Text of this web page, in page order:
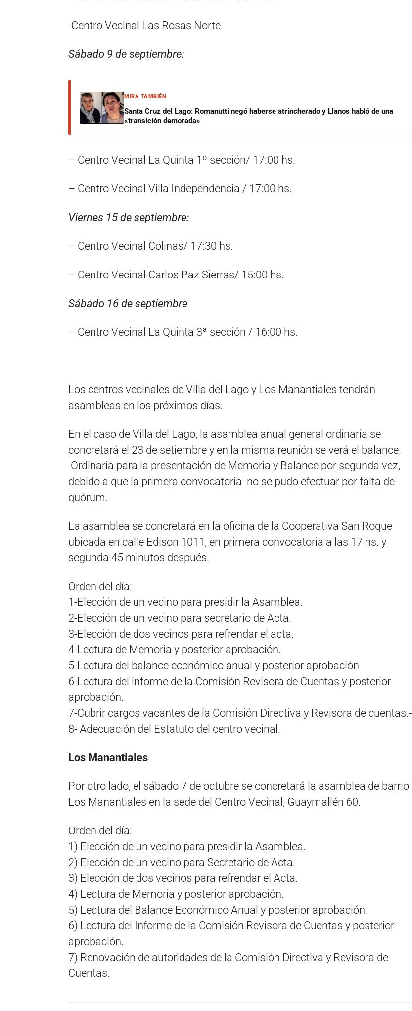
-Centro Vecinal Las Rosas Norte
Sábado 9 de septiembre:
MIRÁ TAMBIÉN
Santa Cruz del Lago: Romanutti negó haberse atrincherado y Llanos habló de una
«transición demorada»
– Centro Vecinal La Quinta 1º sección/ 17:00 hs.
– Centro Vecinal Villa Independencia / 17:00 hs.
Viernes 15 de septiembre:
– Centro Vecinal Colinas/ 17:30 hs.
– Centro Vecinal Carlos Paz Sierras/ 15:00 hs.
Sábado 16 de septiembre
– Centro Vecinal La Quinta 3ª sección / 16:00 hs.
Los centros vecinales de Villa del Lago y Los Manantiales tendrán
asambleas en los próximos días.
En el caso de Villa del Lago, la asamblea anual general ordinaria se
concretará el 23 de setiembre y en la misma reunión se verá el balance.
Ordinaria para la presentación de Memoria y Balance por segunda vez,
debido a que la primera convocatoria no se pudo efectuar por falta de
quórum.
La asamblea se concretará en la oficina de la Cooperativa San Roque
ubicada en calle Edison 1011, en primera convocatoria a las 17 hs. y
segunda 45 minutos después.
Orden del día:
1-Elección de un vecino para presidir la Asamblea.
2-Elección de un vecino para secretario de Acta.
3-Elección de dos vecinos para refrendar el acta.
4-Lectura de Memoria y posterior aprobación.
5-Lectura del balance económico anual y posterior aprobación
6-Lectura del informe de la Comisión Revisora de Cuentas y posterior
aprobación.
7-Cubrir cargos vacantes de la Comisión Directiva y Revisora de cuentas.-
8- Adecuación del Estatuto del centro vecinal.
Los Manantiales
Por otro lado, el sábado 7 de octubre se concretará la asamblea de barrio
Los Manantiales en la sede del Centro Vecinal, Guaymallén 60.
Orden del día:
1) Elección de un vecino para presidir la Asamblea.
2) Elección de un vecino para Secretario de Acta.
3) Elección de dos vecinos para refrendar el Acta.
4) Lectura de Memoria y posterior aprobación.
5) Lectura del Balance Económico Anual y posterior aprobación.
6) Lectura del Informe de la Comisión Revisora de Cuentas y posterior
aprobación.
7) Renovación de autoridades de la Comisión Directiva y Revisora de
Cuentas.